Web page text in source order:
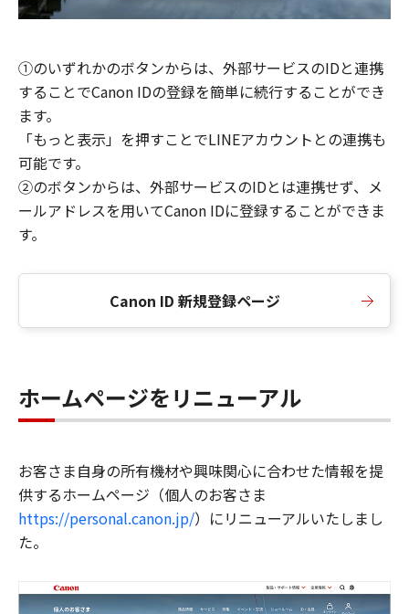
①のいずれかのボタンからは、外部サービスのIDと連携
することでCanon IDの登録を簡単に続行することができ
ます。
「もっと表示」を押すことでLINEアカウントとの連携も
可能です。
②のボタンからは、外部サービスのIDとは連携せず、メ
ールアドレスを用いてCanon IDに登録することができま
す。
Canon ID 新規登録ページ
ホームページをリニューアル
お客さま自身の所有機材や興味関心に合わせた情報を提
供するホームページ（個人のお客さま
https://personal.canon.jp/）にリニューアルいたしまし
た。